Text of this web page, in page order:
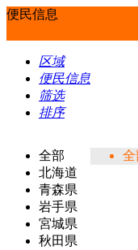
便民信息
区域
便民信息
筛选
排序
全部
北海道
青森県
岩手県
宮城県
秋田県
全